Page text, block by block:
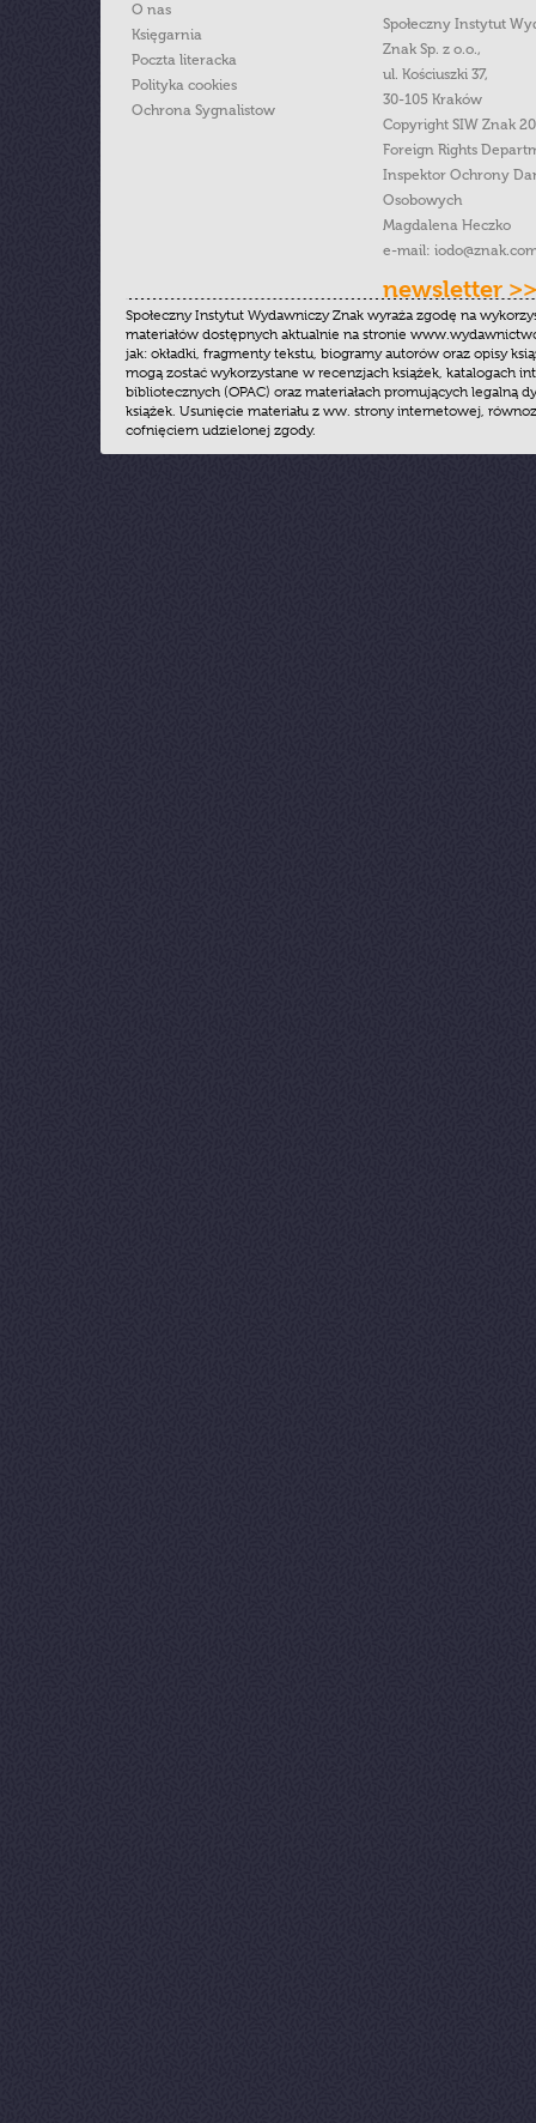
O nas
Księgarnia
Poczta literacka
Polityka cookies
Ochrona Sygnalistow
Społeczny Instytut
Znak Sp. z o.o.,
ul. Kościuszki 37,
30-105 Kraków
Copyright SIW Znak
Foreign Rights
Inspektor Ochrony
Osobowych
Magdalena Heczko
e-mail:
newsletter >>
Społeczny Instytut Wydawniczy Znak wyraża zgodę na
materiałów dostępnych aktualnie na stronie
jak: okładki, fragmenty tekstu, biogramy autorów oraz opisy
mogą zostać wykorzystane w recenzjach książek, katalogach
bibliotecznych (OPAC) oraz materiałach promujących legalną
książek. Usunięcie materiału z ww. strony internetowej,
cofnięciem udzielonej zgody.